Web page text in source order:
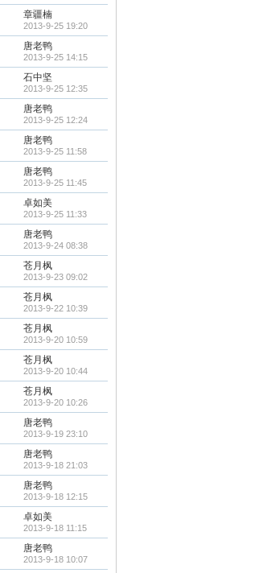
章疆楠
2013-9-25 19:20
唐老鸭
2013-9-25 14:15
石中坚
2013-9-25 12:35
唐老鸭
2013-9-25 12:24
唐老鸭
2013-9-25 11:58
唐老鸭
2013-9-25 11:45
卓如美
2013-9-25 11:33
唐老鸭
2013-9-24 08:38
苍月枫
2013-9-23 09:02
苍月枫
2013-9-22 10:39
苍月枫
2013-9-20 10:59
苍月枫
2013-9-20 10:44
苍月枫
2013-9-20 10:26
唐老鸭
2013-9-19 23:10
唐老鸭
2013-9-18 21:03
唐老鸭
2013-9-18 12:15
卓如美
2013-9-18 11:15
唐老鸭
2013-9-18 10:07